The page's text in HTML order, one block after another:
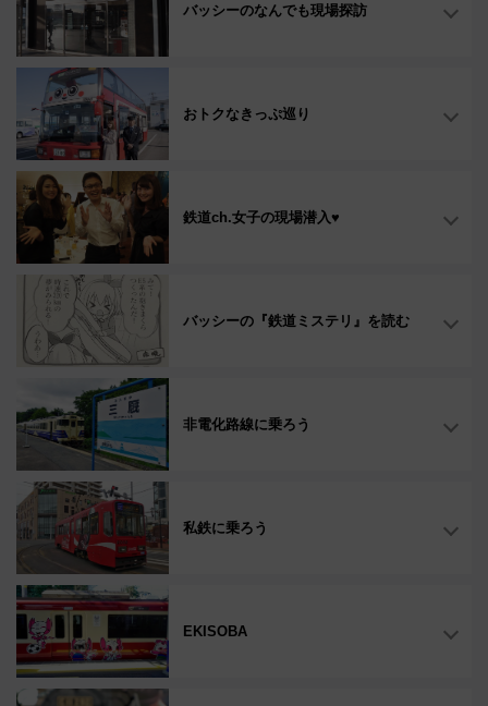
バッシーのなんでも現場探訪
おトクなきっぷ巡り
鉄道ch.女子の現場潜入♥
バッシーの『鉄道ミステリ』を読む
非電化路線に乗ろう
私鉄に乗ろう
EKISOBA